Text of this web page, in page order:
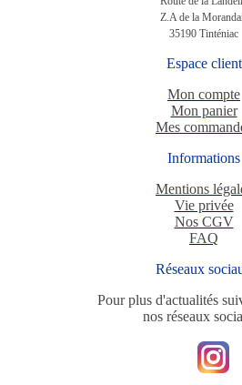
Z.A de la
35190 Tinténiac
Espace client
Mon compte
Mon panier
Mes
Informations
Mentions
Vie privée
Nos CGV
FAQ
Réseaux
Pour plus d'actualités
nos réseaux